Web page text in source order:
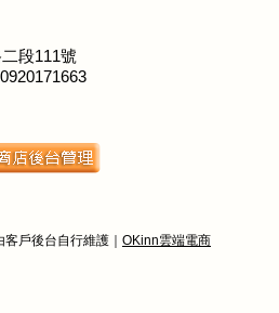
段111號
戶後台自行維護｜ OKinn雲端電商